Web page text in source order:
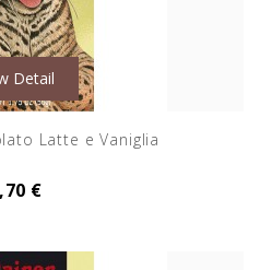
Detail
Latte e Vaniglia
€